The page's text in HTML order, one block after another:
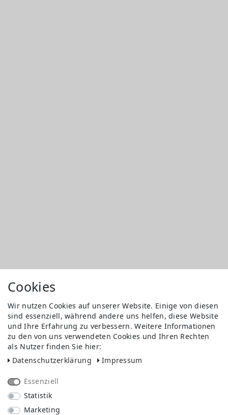
Cookies
Wir nutzen Cookies auf unserer Website. Einige von diesen
sind essenziell, während andere uns helfen, diese Website
und Ihre Erfahrung zu verbessern. Weitere Informationen
zu den von uns verwendeten Cookies und Ihren Rechten
als Nutzer finden Sie hier:
Daten­schutz­erklärung
Impressum
Essenziell
Statistik
Marketing